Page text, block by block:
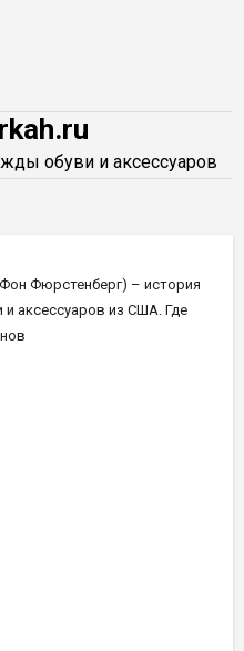
обуви и аксессуаров
Фюрстенберг) – история
аксессуаров из США. Где